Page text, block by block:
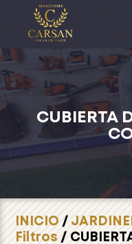
CUBIERTA
INICIO/
Filtros/